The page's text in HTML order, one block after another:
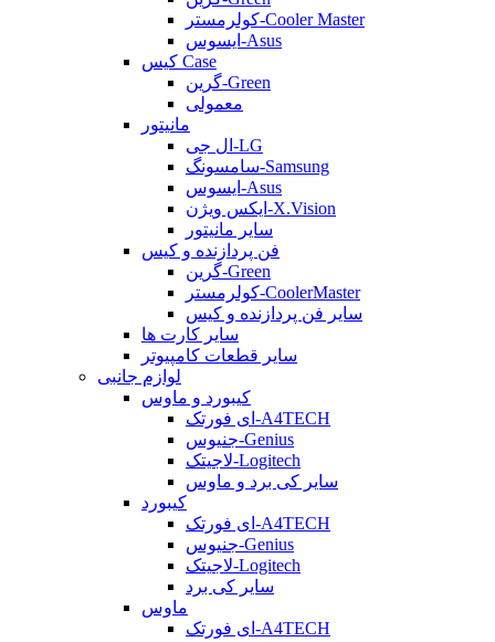
کولرمستر-Cooler Master
ایسوس-Asus
کیس Case
گرین-Green
معمولی
مانیتور
ال جی-LG
سامسونگ-Samsung
ایسوس-Asus
ایکس ویژن-X.Vision
سایر مانیتور
فن پردازنده و کیس
گرین-Green
کولرمستر-CoolerMaster
سایر فن پردازنده و کیس
سایر کارت ها
سایر قطعات کامپیوتر
لوازم جانبی
کیبورد و ماوس
ای فورتک-A4TECH
جنیوس-Genius
لاجیتک-Logitech
سایر کی برد و ماوس
کیبورد
ای فورتک-A4TECH
جنیوس-Genius
لاجیتک-Logitech
سایر کی برد
ماوس
ای فورتک-A4TECH